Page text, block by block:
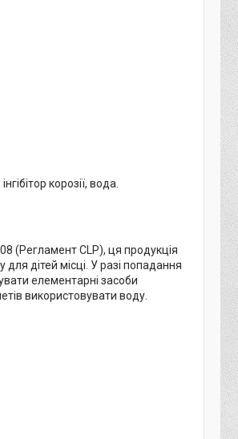
корозії, вода.
(Регламент CLP), ця продукція
дітей місці. У разі попадання
елементарні засоби
використовувати воду.